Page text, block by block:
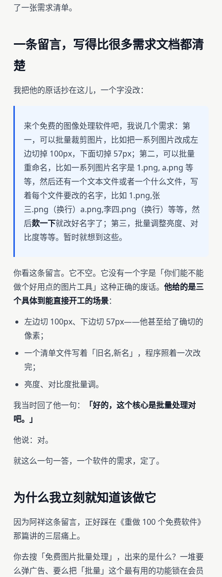
了一张需求清单。
一条留言，写得比很多需求文档都清
楚
我把他的原话抄在这儿，一个字没改：
来个免费的图像处理软件吧，我说几个需求：第
一，可以批量裁剪图片，比如把一系列图片改成左
边切掉 100px，下面切掉 57px；第二，可以批量
重命名，比如一系列图片名字是 1.png, a.png 等
等，然后还有一个文本文件或者一个什么文件，写
着每个文件要改的名字，比如 1.png,张
三.png（换行）a.png,李四.png（换行）等等，然
后欻一下就改好名字了；第三，批量调整亮度、对
比度等等。暂时就想到这些。
你看这条留言。它不空。它没有一个字是「你们能不能
做个好用点的图片工具」这种正确的废话。 他给的是三
个具体到能直接开工的场景：
左边切 100px、下边切 57px——他甚至给了确切的
像素；
一个清单文件写着「旧名,新名」，程序照着一次改
完；
亮度、对比度批量调。
我当时回了他一句：
「好的，这个核心是批量处理对
吧。」
他说：对。
就这么一句一答，一个软件的需求，定了。
为什么我立刻就知道该做它
因为阿祥这条留言，正好踩在《重做 100 个免费软件》
那篇讲的三层痛上。
你去搜「免费图片批量处理」，出来的是什么？一堆要
么弹广告、要么把「批量」这个最有用的功能锁在会员